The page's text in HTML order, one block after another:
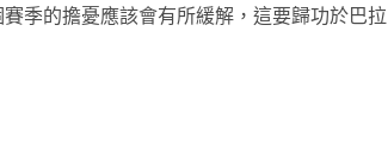
季的擔憂應該會有所緩解，這要歸功於巴拉